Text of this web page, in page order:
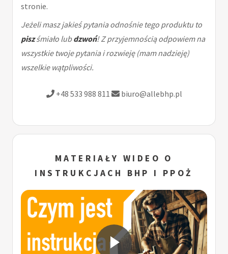
stronie.
Jeżeli masz jakieś pytania odnośnie tego produktu to
piszśmiało lubdzwoń! Z przyjemnością odpowiem na
wszystkie twoje pytania i rozwieję (mam nadzieję)
wszelkie wątpliwości.
+48 533 988 811 biuro@allebhp.pl
MATERIAŁY WIDEO O
INSTRUKCJACH BHP I PPOŻ